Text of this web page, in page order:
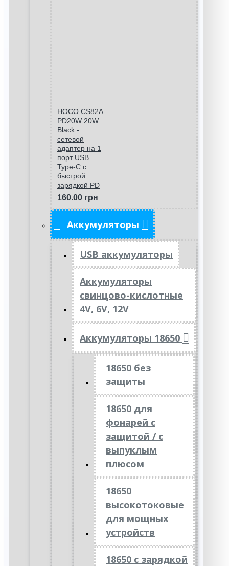
HOCO CS82A
PD20W 20W
Black -
сетевой
адаптер на 1
порт USB
Type-C c
быстрой
зарядкой PD
160.00 грн
Аккумуляторы
USB аккумуляторы
Аккумуляторы
свинцово-кислотные
4V, 6V, 12V
Аккумуляторы 18650
18650 без
защиты
18650 для
фонарей с
защитой / с
выпуклым
плюсом
18650
высокотоковые
для мощных
устройств
18650 с зарядкой